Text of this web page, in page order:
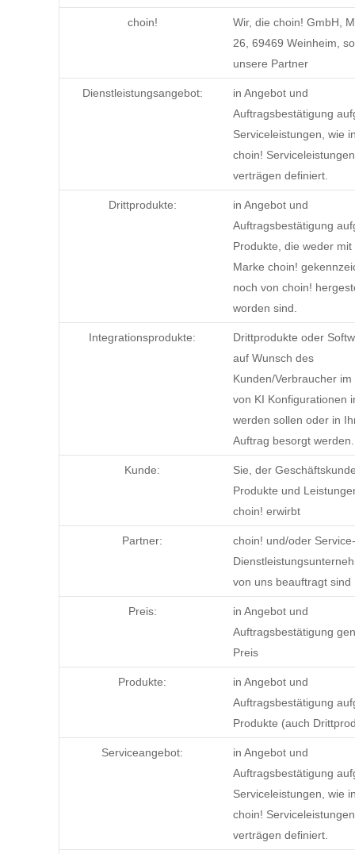
choin!
Wir, die choin! GmbH,
26, 69469 Weinheim,
unsere Partner
Dienstleistungsangebot:
in Angebot und
Auftragsbestätigung
Serviceleistungen, wie
choin!
verträgen definiert.
Drittprodukte:
in Angebot und
Auftragsbestätigung
Produkte, die weder mit
Marke choin!
noch von choin!
worden sind.
Integrationsprodukte:
Drittprodukte oder
auf Wunsch des
Kunden/Verbraucher
von KI Konfigurationen
werden sollen oder in
Auftrag besorgt werden.
Kunde:
Sie, der
Produkte und
choin! erwirbt
Partner:
choin! und/oder
von uns beauftragt sind
Preis:
in Angebot und
Auftragsbestätigung
Preis
Produkte:
in Angebot und
Auftragsbestätigung
Produkte (auch
Serviceangebot:
in Angebot und
Auftragsbestätigung
Serviceleistungen, wie
choin!
verträgen definiert.